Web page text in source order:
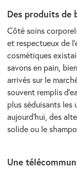
Des produits de
Côté soins
et respectueux de
cosmétiques
savons en pain,
arrivés sur le
souvent remplis
plus séduisants les
aujourd’hui, des
solide ou le
Une